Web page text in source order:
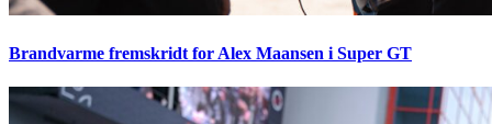
Brandvarme fremskridt for Alex Maansen i Super GT